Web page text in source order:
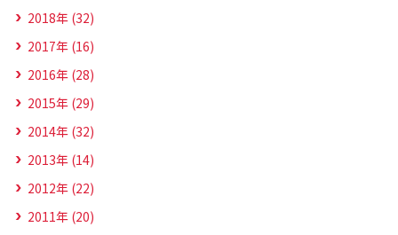
2018年 (32)
2017年 (16)
2016年 (28)
2015年 (29)
2014年 (32)
2013年 (14)
2012年 (22)
2011年 (20)